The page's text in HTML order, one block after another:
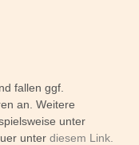
fallen ggf.
an. Weitere
unter
unter diesem Link.